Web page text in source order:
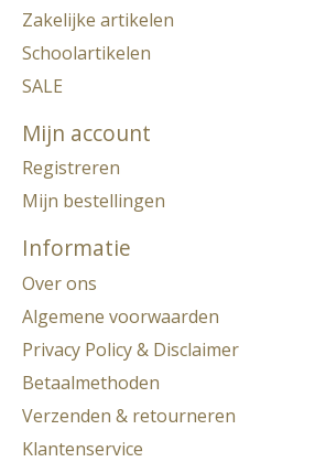
Zakelijke artikelen
Schoolartikelen
SALE
Mijn account
Registreren
Mijn bestellingen
Informatie
Over ons
Algemene voorwaarden
Privacy Policy & Disclaimer
Betaalmethoden
Verzenden & retourneren
Klantenservice